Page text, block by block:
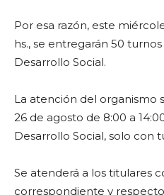
Por esa razón, este
hs., se entregarán 50
Desarrollo Social.
La atención del organismo
26 de agosto de 8:00 a
Desarrollo Social, solo con
Se atenderá a los titulares
correspondiente y